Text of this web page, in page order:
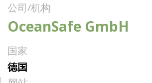
公司/机构
OceanSafe GmbH
国家
德国